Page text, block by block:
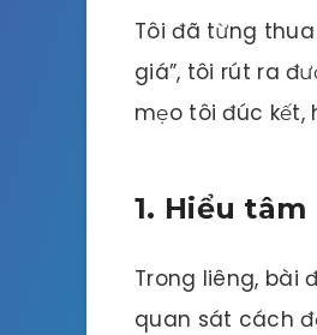
Tôi đã từng
giá”, tôi rút ra
mẹo tôi đúc kết,
1. Hiểu
Trong liêng, bài
quan sát cách